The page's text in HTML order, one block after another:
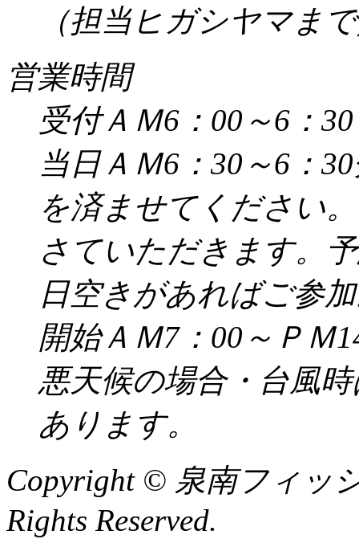
（担当ヒガシヤマま
営業時間
受付ＡＭ6：00～6：30
当日ＡＭ6：30～6：
を済ませてください
さていただきます。
日空きがあればご参
開始ＡＭ7：00～ＰＭ
悪天候の場合・台風
あります。
Copyright © 泉南フィッ
Rights Reserved.